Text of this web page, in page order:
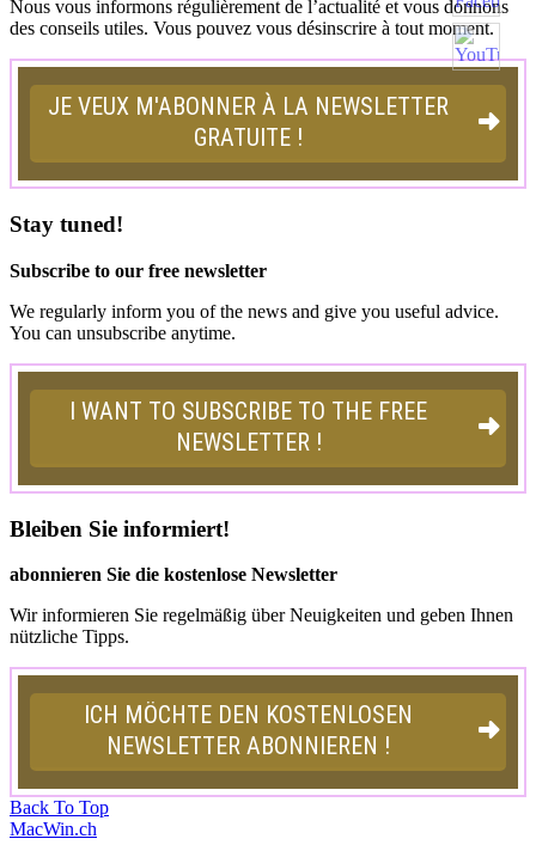
Nous vous informons régulièrement de l’actualité et vous donnons
des conseils utiles. Vous pouvez vous désinscrire à tout moment.
Stay tuned!
Subscribe to our free newsletter
We regularly inform you of the news and give you useful advice.
You can unsubscribe anytime.
Bleiben Sie informiert!
abonnieren Sie die kostenlose Newsletter
Wir informieren Sie regelmäßig über Neuigkeiten und geben Ihnen
nützliche Tipps.
Back To Top
MacWin.ch